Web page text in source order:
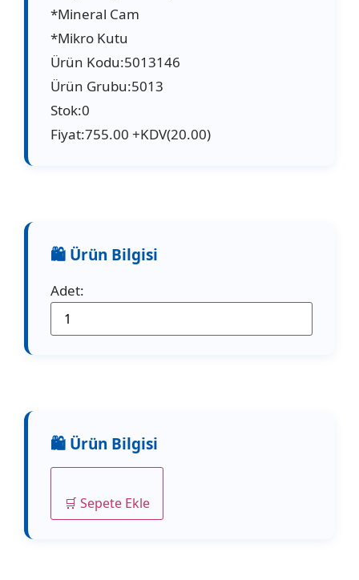
*Mineral Cam
*Mikro Kutu
Ürün Kodu:5013146
Ürün Grubu:5013
Stok:0
Fiyat:755.00 +KDV(20.00)
Adet:
🛒 Sepete Ekle